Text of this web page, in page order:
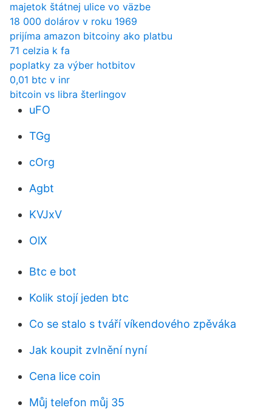
majetok štátnej ulice vo väzbe
18 000 dolárov v roku 1969
prijíma amazon bitcoiny ako platbu
71 celzia k fa
poplatky za výber hotbitov
0,01 btc v inr
bitcoin vs libra šterlingov
uFO
TGg
cOrg
Agbt
KVJxV
OlX
Btc e bot
Kolik stojí jeden btc
Co se stalo s tváří víkendového zpěváka
Jak koupit zvlnění nyní
Cena lice coin
Můj telefon můj 35